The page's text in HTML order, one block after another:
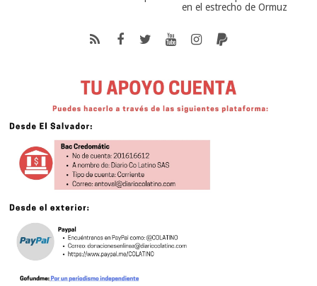
en el estrecho de Ormuz